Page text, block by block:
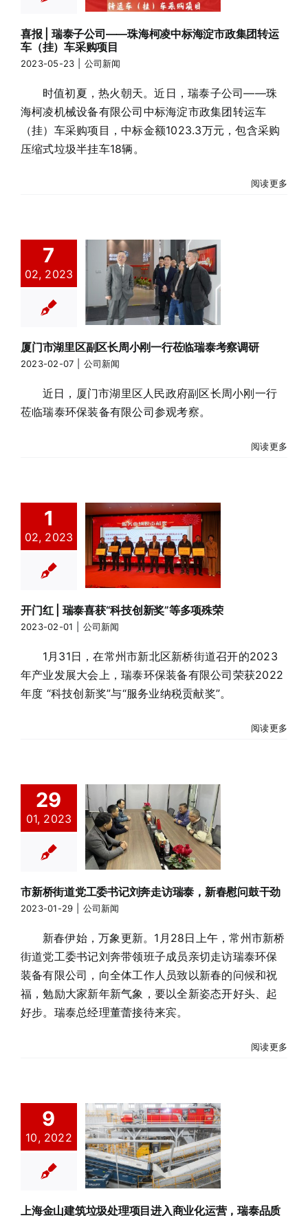
车（挂）车采
购项目
公司新闻
喜报 | 瑞泰子公司——珠海柯凌中标海淀市政集团转运
车（挂）车采购项目
2023-05-23 公司新闻
时值初夏，热火朝天。近日，瑞泰子公司——珠
海柯凌机械设备有限公司中标海淀市政集团转运车
（挂）车采购项目，中标金额1023.3万元，包含采购
压缩式垃圾半挂车18辆。
阅读更多
7
02, 2023
厦门市湖里区
副区长周小刚
一行莅临瑞泰
考察调研
厦门市湖里区副区长周小刚一行莅临瑞泰考察调研
2023-02-07 公司新闻
近日，厦门市湖里区人民政府副区长周小刚一行
莅临瑞泰环保装备有限公司参观考察。
阅读更多
1
02, 2023
开门红 | 瑞泰
喜获“科技创新
奖”等多项殊荣
公司新闻
开门红 | 瑞泰喜获“科技创新奖”等多项殊荣
2023-02-01 公司新闻
1月31日，在常州市新北区新桥街道召开的2023
年产业发展大会上，瑞泰环保装备有限公司荣获2022
年度 “科技创新奖”与“服务业纳税贡献奖”。
阅读更多
29
01, 2023
市新桥街道党
工委书记刘奔
走访瑞泰，新
春慰问鼓干劲
市新桥街道党工委书记刘奔走访瑞泰，新春慰问鼓干劲
2023-01-29 公司新闻
新春伊始，万象更新。1月28日上午，常州市新桥
街道党工委书记刘奔带领班子成员亲切走访瑞泰环保
装备有限公司，向全体工作人员致以新春的问候和祝
福，勉励大家新年新气象，要以全新姿态开好头、起
好步。瑞泰总经理董蕾接待来宾。
阅读更多
9
10, 2022
上海金山建筑
垃圾处理项目
进入商业化运
营，瑞泰品质
交付彰显企业
韧实力
上海金山建筑垃圾处理项目进入商业化运营，瑞泰品质